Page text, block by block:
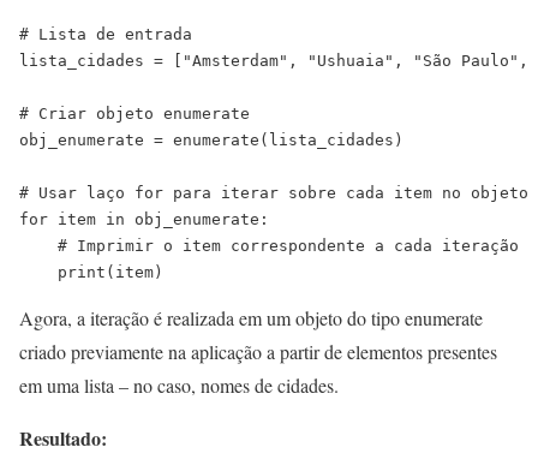
# Lista de entrada
lista_cidades = ["Amsterdam", "Ushuaia", "São Paulo",
# Criar objeto enumerate
obj_enumerate = enumerate(lista_cidades)
# Usar laço for para iterar sobre cada item no objeto
for item in obj_enumerate:
# Imprimir o item correspondente a cada iteração
print(item)
Agora, a iteração é realizada em um objeto do tipo enumerate
criado previamente na aplicação a partir de elementos presentes
em uma lista – no caso, nomes de cidades.
Resultado: